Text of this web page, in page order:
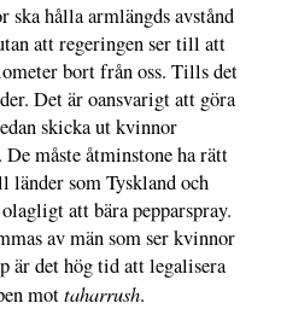
hålla armlängds avstånd
att regeringen ser till att
bort från oss. Tills det
Det är oansvarigt att göra
skicka ut kvinnor
måste åtminstone ha rätt
som Tyskland och
att bära pepparspray.
av män som ser kvinnor
är det hög tid att legalisera
mottaharrush.